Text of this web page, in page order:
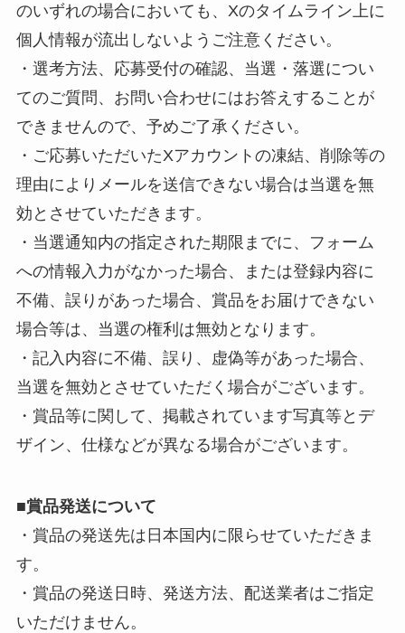
のいずれの場合においても、Xのタイムライン上に
個人情報が流出しないようご注意ください。
・選考方法、応募受付の確認、当選・落選につい
てのご質問、お問い合わせにはお答えすることが
できませんので、予めご了承ください。
・ご応募いただいたXアカウントの凍結、削除等の
理由によりメールを送信できない場合は当選を無
効とさせていただきます。
・当選通知内の指定された期限までに、フォーム
への情報入力がなかった場合、または登録内容に
不備、誤りがあった場合、賞品をお届けできない
場合等は、当選の権利は無効となります。
・記入内容に不備、誤り、虚偽等があった場合、
当選を無効とさせていただく場合がございます。
・賞品等に関して、掲載されています写真等とデ
ザイン、仕様などが異なる場合がございます。
■賞品発送について
・賞品の発送先は日本国内に限らせていただきま
す。
・賞品の発送日時、発送方法、配送業者はご指定
いただけません。